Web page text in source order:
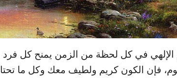
الإلهي في كل لحظة من الزمن يمنح كل فرد
فإن الكون كريم ولطيف معك وكل ما